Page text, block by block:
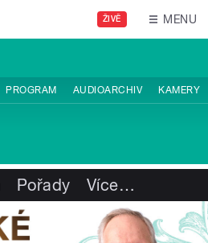
ŽIVĚ MENU
PROGRAM AUDIOARCHIV KAMERY
Pořady Více…